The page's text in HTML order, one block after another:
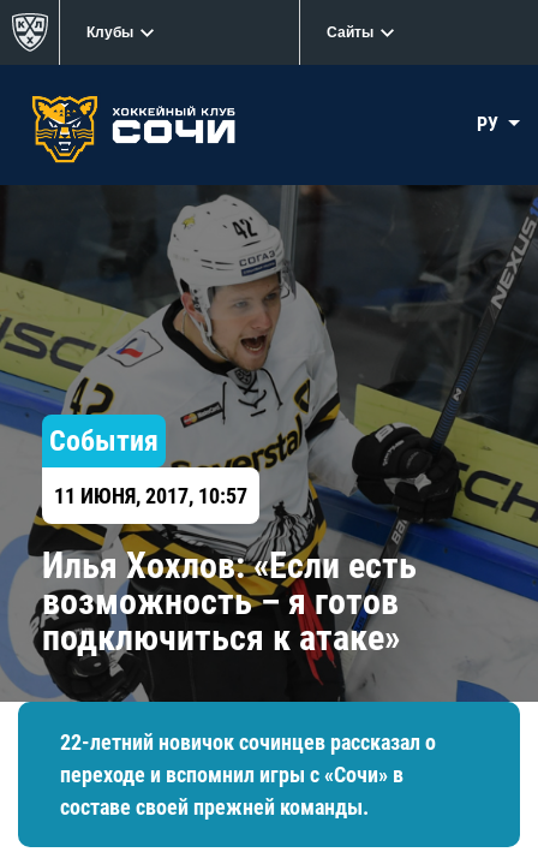
Клубы Сайты
РУ
События
11 ИЮНЯ, 2017, 10:57
Илья Хохлов: «Если есть
возможность – я готов
подключиться к атаке»
22-летний новичок сочинцев рассказал о
переходе и вспомнил игры с «Сочи» в
составе своей прежней команды.